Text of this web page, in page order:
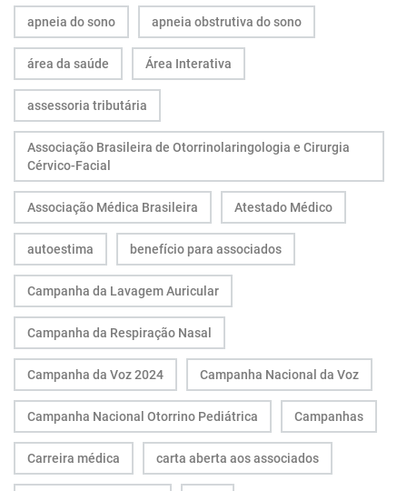
apneia do sono apneia obstrutiva do sono
área da saúde Área Interativa
assessoria tributária
Associação Brasileira de Otorrinolaringologia e Cirurgia
Cérvico-Facial
Associação Médica Brasileira Atestado Médico
autoestima benefício para associados
Campanha da Lavagem Auricular
Campanha da Respiração Nasal
Campanha da Voz 2024 Campanha Nacional da Voz
Campanha Nacional Otorrino Pediátrica Campanhas
Carreira médica carta aberta aos associados